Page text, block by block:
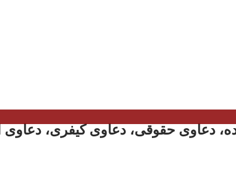
دعاوی حقوقی، دعاوی کیفری، دعاوی